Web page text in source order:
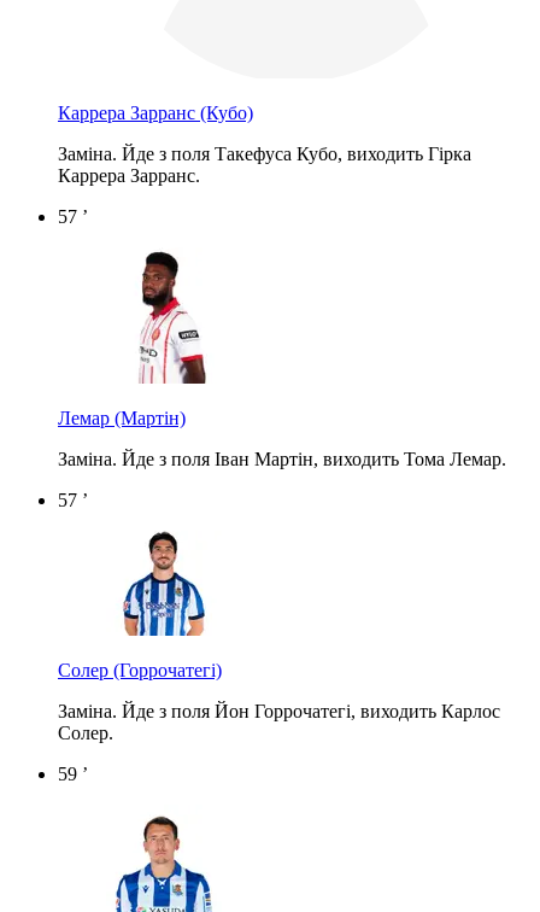
Каррера Зарранс (Кубо)
Заміна. Йде з поля Такефуса Кубо, виходить Гірка
Каррера Зарранс.
57 ’
Лемар (Мартін)
Заміна. Йде з поля Іван Мартін, виходить Тома Лемар.
57 ’
Солер (Горрочатегі)
Заміна. Йде з поля Йон Горрочатегі, виходить Карлос
Солер.
59 ’